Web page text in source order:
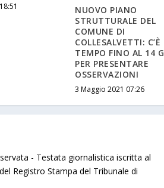
NUOVO PIANO
STRUTTURALE DEL
COMUNE DI
COLLESALVETTI: C’È
TEMPO FINO AL 14
PER PRESENTARE
OSSERVAZIONI
3 Maggio 2021 07:26
- Testata giornalistica iscritta al
Registro Stampa del Tribunale di